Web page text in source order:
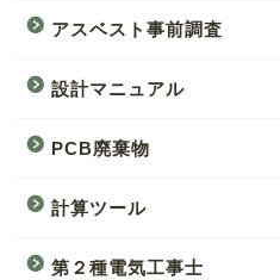
アスベスト事前調査
設計マニュアル
PCB廃棄物
計算ツール
第２種電気工事士